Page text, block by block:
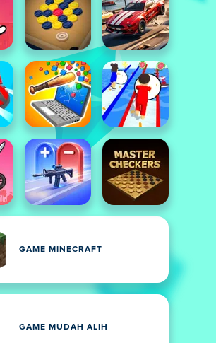
GAME MINECRAFT
GAME MUDAH ALIH